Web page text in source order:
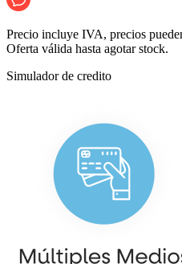
Precio incluye IVA, precios
Oferta válida hasta agotar stock.
Simulador de credito